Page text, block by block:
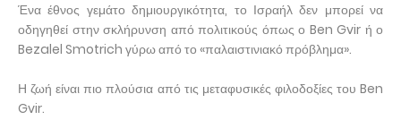
Ένα έθνος γεμάτο δημιουργικότητα, το Ισραήλ δεν μπορεί να
οδηγηθεί στην σκλήρυνση από πολιτικούς όπως ο Ben Gvir ή ο
Bezalel Smotrich γύρω από το «παλαιστινιακό πρόβλημα».
Η ζωή είναι πιο πλούσια από τις μεταφυσικές φιλοδοξίες του Ben
Gvir.